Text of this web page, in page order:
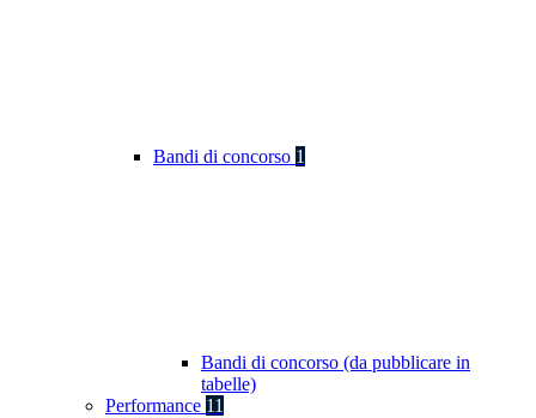
Bandi di concorso 1
Bandi di concorso (da pubblicare in
tabelle)
Performance 11